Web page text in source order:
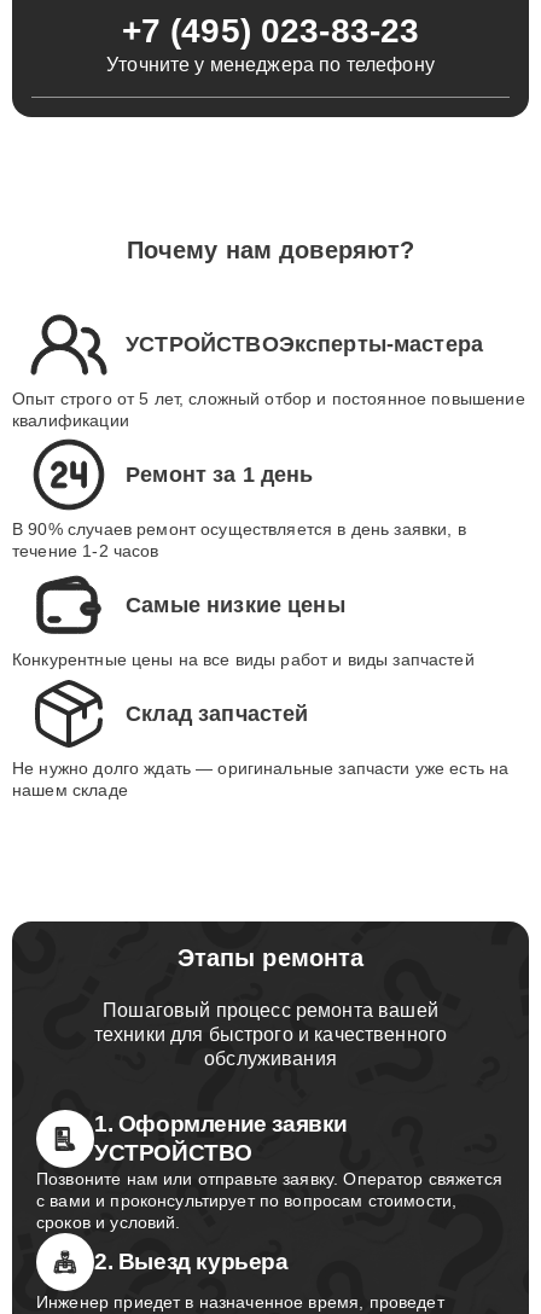
+7 (495) 023-83-23
Уточните у менеджера по телефону
Почему нам доверяют?
УСТРОЙСТВОЭксперты-мастера
Опыт строго от 5 лет, сложный отбор и постоянное повышение
квалификации
Ремонт за 1 день
В 90% случаев ремонт осуществляется в день заявки, в
течение 1-2 часов
Самые низкие цены
Конкурентные цены на все виды работ и виды запчастей
Склад запчастей
Не нужно долго ждать — оригинальные запчасти уже есть на
нашем складе
Этапы ремонта
Пошаговый процесс ремонта вашей
техники для быстрого и качественного
обслуживания
1. Оформление заявки
УСТРОЙСТВО
Позвоните нам или отправьте заявку. Оператор свяжется
с вами и проконсультирует по вопросам стоимости,
сроков и условий.
2. Выезд курьера
Инженер приедет в назначенное время, проведет